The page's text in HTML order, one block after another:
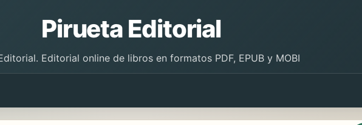
Pirueta Editorial
Editorial online de libros en formatos PDF, EPUB y MOBI